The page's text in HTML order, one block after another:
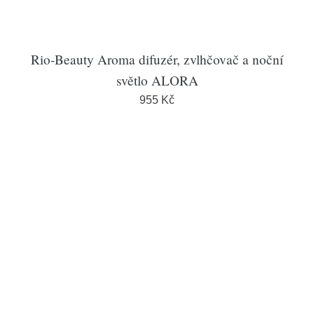
Rio-Beauty Aroma difuzér, zvlhčovač a noční
světlo ALORA
955 Kč